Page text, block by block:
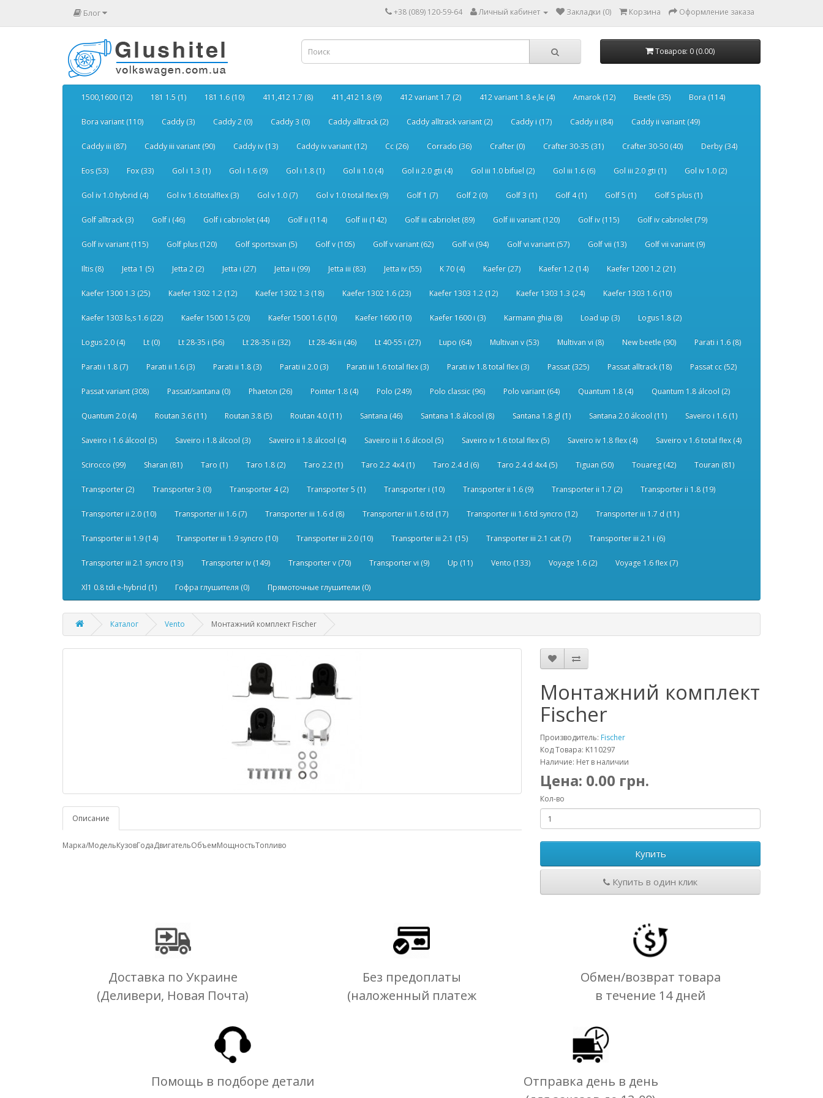
Блог +38 (089) 120-59-64 Личный кабинет Закладки (0) Корзина Оформление заказа
Товаров: 0 (0.00)
1500,1600 (12) 181 1.5 (1) 181 1.6 (10) 411,412 1.7 (8) 411,412 1.8 (9) 412 variant 1.7 (2) 412 variant 1.8 e,le (4) Amarok (12) Beetle (35) Bora (114)
Bora variant (110) Caddy (3) Caddy 2 (0) Caddy 3 (0) Caddy alltrack (2) Caddy alltrack variant (2) Caddy i (17) Caddy ii (84) Caddy ii variant (49)
Caddy iii (87) Caddy iii variant (90) Caddy iv (13) Caddy iv variant (12) Cc (26) Corrado (36) Crafter (0) Crafter 30-35 (31) Crafter 30-50 (40) Derby (34)
Eos (53) Fox (33) Gol i 1.3 (1) Gol i 1.6 (9) Gol i 1.8 (1) Gol ii 1.0 (4) Gol ii 2.0 gti (4) Gol iii 1.0 bifuel (2) Gol iii 1.6 (6) Gol iii 2.0 gti (1) Gol iv 1.0 (2)
Gol iv 1.0 hybrid (4) Gol iv 1.6 totalflex (3) Gol v 1.0 (7) Gol v 1.0 total flex (9) Golf 1 (7) Golf 2 (0) Golf 3 (1) Golf 4 (1) Golf 5 (1) Golf 5 plus (1)
Golf alltrack (3) Golf i (46) Golf i cabriolet (44) Golf ii (114) Golf iii (142) Golf iii cabriolet (89) Golf iii variant (120) Golf iv (115) Golf iv cabriolet (79)
Golf iv variant (115) Golf plus (120) Golf sportsvan (5) Golf v (105) Golf v variant (62) Golf vi (94) Golf vi variant (57) Golf vii (13) Golf vii variant (9)
Iltis (8) Jetta 1 (5) Jetta 2 (2) Jetta i (27) Jetta ii (99) Jetta iii (83) Jetta iv (55) K 70 (4) Kaefer (27) Kaefer 1.2 (14) Kaefer 1200 1.2 (21)
Kaefer 1300 1.3 (25) Kaefer 1302 1.2 (12) Kaefer 1302 1.3 (18) Kaefer 1302 1.6 (23) Kaefer 1303 1.2 (12) Kaefer 1303 1.3 (24) Kaefer 1303 1.6 (10)
Kaefer 1303 ls,s 1.6 (22) Kaefer 1500 1.5 (20) Kaefer 1500 1.6 (10) Kaefer 1600 (10) Kaefer 1600 i (3) Karmann ghia (8) Load up (3) Logus 1.8 (2)
Logus 2.0 (4) Lt (0) Lt 28-35 i (56) Lt 28-35 ii (32) Lt 28-46 ii (46) Lt 40-55 i (27) Lupo (64) Multivan v (53) Multivan vi (8) New beetle (90) Parati i 1.6 (8)
Parati i 1.8 (7) Parati ii 1.6 (3) Parati ii 1.8 (3) Parati ii 2.0 (3) Parati iii 1.6 total flex (3) Parati iv 1.8 total flex (3) Passat (325) Passat alltrack (18) Passat cc (52)
Passat variant (308) Passat/santana (0) Phaeton (26) Pointer 1.8 (4) Polo (249) Polo classic (96) Polo variant (64) Quantum 1.8 (4) Quantum 1.8 álcool (2)
Quantum 2.0 (4) Routan 3.6 (11) Routan 3.8 (5) Routan 4.0 (11) Santana (46) Santana 1.8 álcool (8) Santana 1.8 gl (1) Santana 2.0 álcool (11) Saveiro i 1.6 (1)
Saveiro i 1.6 álcool (5) Saveiro i 1.8 álcool (3) Saveiro ii 1.8 álcool (4) Saveiro iii 1.6 álcool (5) Saveiro iv 1.6 total flex (5) Saveiro iv 1.8 flex (4) Saveiro v 1.6 total flex (4)
Scirocco (99) Sharan (81) Taro (1) Taro 1.8 (2) Taro 2.2 (1) Taro 2.2 4x4 (1) Taro 2.4 d (6) Taro 2.4 d 4x4 (5) Tiguan (50) Touareg (42) Touran (81)
Transporter (2) Transporter 3 (0) Transporter 4 (2) Transporter 5 (1) Transporter i (10) Transporter ii 1.6 (9) Transporter ii 1.7 (2) Transporter ii 1.8 (19)
Transporter ii 2.0 (10) Transporter iii 1.6 (7) Transporter iii 1.6 d (8) Transporter iii 1.6 td (17) Transporter iii 1.6 td syncro (12) Transporter iii 1.7 d (11)
Transporter iii 1.9 (14) Transporter iii 1.9 syncro (10) Transporter iii 2.0 (10) Transporter iii 2.1 (15) Transporter iii 2.1 cat (7) Transporter iii 2.1 i (6)
Transporter iii 2.1 syncro (13) Transporter iv (149) Transporter v (70) Transporter vi (9) Up (11) Vento (133) Voyage 1.6 (2) Voyage 1.6 flex (7)
Xl1 0.8 tdi e-hybrid (1) Гофра глушителя (0) Прямоточные глушители (0)
Каталог Vento Монтажний комплект Fischer
Описание
Марка/МодельКузовГодаДвигательОбъемМощностьТопливо
Монтажний комплект
Fischer
Производитель: Fischer
Код Товара: K110297
Наличие: Нет в наличии
Цена: 0.00 грн.
Кол-во
Купить
Купить в один клик
Доставка по Украине
(Деливери, Новая Почта)
Без предоплаты
(наложенный платеж
Обмен/возврат товара
в течение 14 дней
Помощь в подборе детали
Отправка день в день